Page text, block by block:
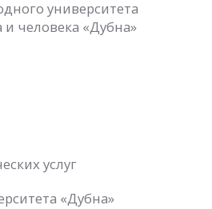
университета
человека «Дубна»
услуг
«Дубна»